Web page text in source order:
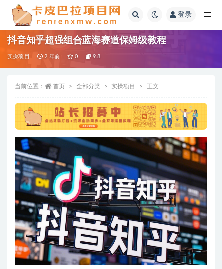
登录
抖音知乎超强组合蓝海赛道保姆级教程
实操项目 2 年前 0 9.8
当前位置： 首页 全部分类 实操项目 正文
全部